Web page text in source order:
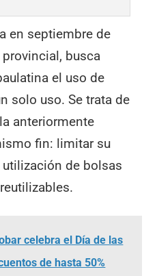
en septiembre de
busca
el uso de
solo uso. Se trata de
anteriormente
fin: limitar su
de bolsas
celebra el Día de las
de hasta 50%